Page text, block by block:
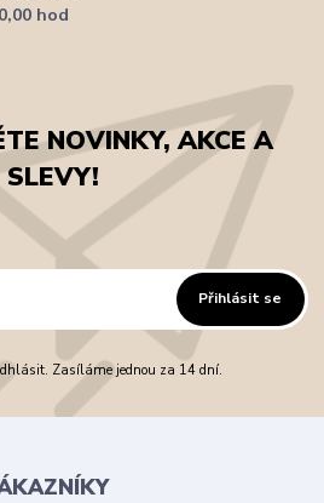
hod
NOVINKY, AKCE A
SLEVY!
Přihlásit se
Zasíláme jednou za 14 dní.